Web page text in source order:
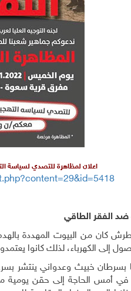
اعلان لمظاهرة للتصدي لسياسة
الفقر الطاقي
كان من البيوت المهددة
إلى الكهرباء، لذلك كانوا
تشخيصها بسرطان خبيث وعدواني
في أمس الحاجة إلى حقن